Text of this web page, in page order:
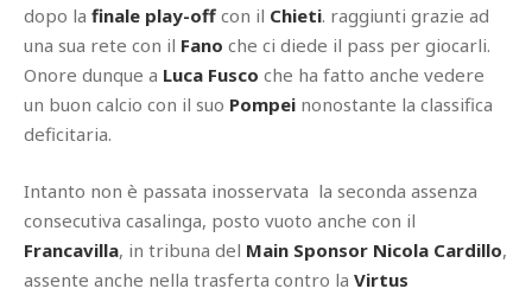
dopo la finale play-off con il Chieti. raggiunti grazie ad
una sua rete con il Fano che ci diede il pass per giocarli.
Onore dunque a Luca Fusco che ha fatto anche vedere
un buon calcio con il suo Pompei nonostante la classifica
deficitaria.
Intanto non è passata inosservata la seconda assenza
consecutiva casalinga, posto vuoto anche con il
Francavilla, in tribuna del Main Sponsor Nicola Cardillo,
assente anche nella trasferta contro la Virtus